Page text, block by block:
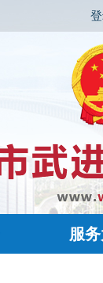
服